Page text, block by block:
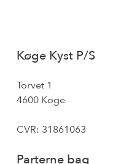
Køge Kyst P/S
Torvet 1
4600 Køge
CVR: 31861063
Parterne bag